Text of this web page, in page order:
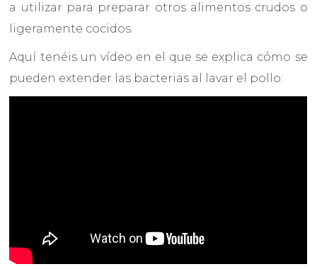
a utilizar para preparar otros alimentos crudos o
ligeramente cocidos.
Aquí tenéis un vídeo en el que se explica cómo se
pueden extender las bacterias al lavar el pollo: